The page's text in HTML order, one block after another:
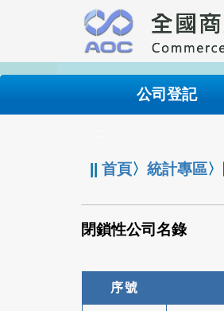
要
內
公司登記
||首頁〉統計專區〉
閉鎖性公司名錄
序號